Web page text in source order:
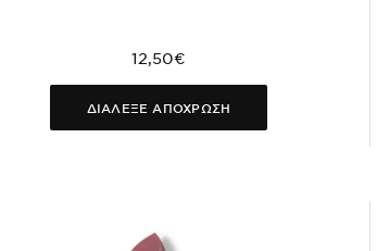
12,50€
ΔΙΑΛΕΞΕ ΑΠΟΧΡΩΣΗ